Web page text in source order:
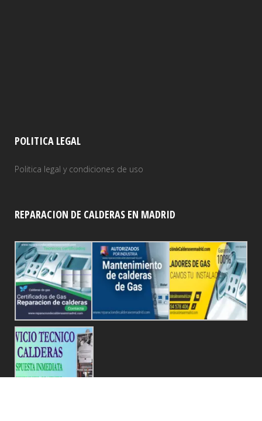
POLITICA LEGAL
Politica legal y condiciones de uso
REPARACION DE CALDERAS EN MADRID